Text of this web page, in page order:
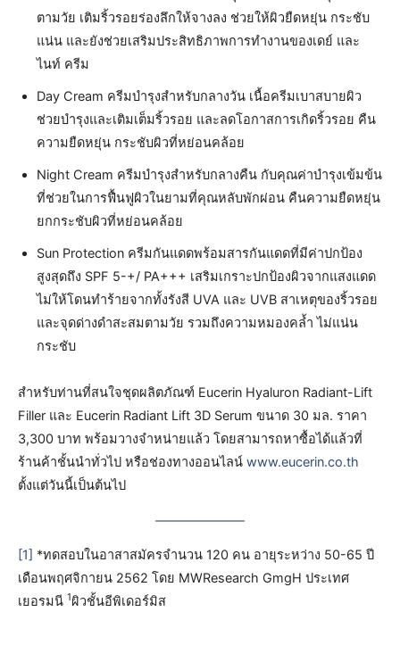
ตามวัย เติมริ้วรอยร่องลึกให้จางลง ช่วยให้ผิวยืดหยุ่น กระชับ
แน่น และยังช่วยเสริมประสิทธิภาพการทำงานของเดย์ และ
ไนท์ ครีม
Day Cream ครีมบำรุงสำหรับกลางวัน เนื้อครีมเบาสบายผิว
ช่วยบำรุงและเติมเต็มริ้วรอย และลดโอกาสการเกิดริ้วรอย คืน
ความยืดหยุ่น กระชับผิวที่หย่อนคล้อย
Night Cream ครีมบำรุงสำหรับกลางคืน กับคุณค่าบำรุงเข้มข้น
ที่ช่วยในการฟื้นฟูผิวในยามที่คุณหลับพักผ่อน คืนความยืดหยุ่น
ยกกระชับผิวที่หย่อนคล้อย
Sun Protection ครีมกันแดดพร้อมสารกันแดดที่มีค่าปกป้อง
สูงสุดถึง SPF 5-+/ PA+++ เสริมเกราะปกป้องผิวจากแสงแดด
ไม่ให้โดนทำร้ายจากทั้งรังสี UVA และ UVB สาเหตุของริ้วรอย
และจุดด่างดำสะสมตามวัย รวมถึงความหมองคล้ำ ไม่แน่น
กระชับ
สำหรับท่านที่สนใจชุดผลิตภัณฑ์ Eucerin Hyaluron Radiant-Lift
Filler และ Eucerin Radiant Lift 3D Serum ขนาด 30 มล. ราคา
3,300 บาท พร้อมวางจำหน่ายแล้ว โดยสามารถหาซื้อได้แล้วที่
ร้านค้าชั้นนำทั่วไป หรือช่องทางออนไลน์ www.eucerin.co.th
ตั้งแต่วันนี้เป็นต้นไป
[1] *ทดสอบในอาสาสมัครจำนวน 120 คน อายุระหว่าง 50-65 ปี
เดือนพฤศจิกายน 2562 โดย MWResearch GmgH ประเทศ
เยอรมนี 1ผิวชั้นอีพิเดอร์มิส